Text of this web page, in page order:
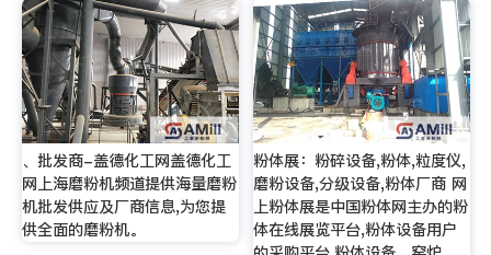
、批发商-盖德化工网盖德化工
网上海磨粉机频道提供海量磨粉
机批发供应及厂商信息,为您提
供全面的磨粉机。
粉体展：粉碎设备,粉体,粒度仪,
磨粉设备,分级设备,粉体厂商 网
上粉体展是中国粉体网主办的粉
体在线展览平台,粉体设备用户